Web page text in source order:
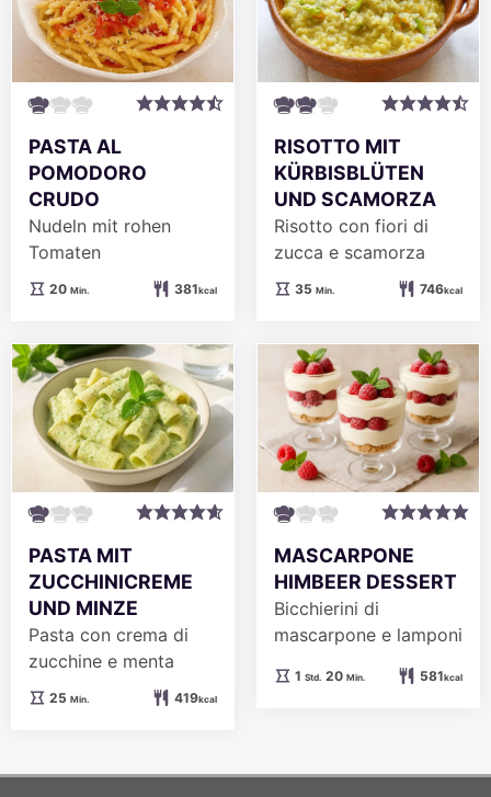
PASTA AL
POMODORO
CRUDO
Nudeln mit rohen
Tomaten
20Minuten
Min. 381kcal
RISOTTO MIT
KÜRBISBLÜTEN
UND SCAMORZA
Risotto con fiori di
zucca e scamorza
35Minuten
Min. 746kcal
PASTA MIT
ZUCCHINICREME
UND MINZE
Pasta con crema di
zucchine e menta
25Minuten
Min. 419kcal
MASCARPONE
HIMBEER DESSERT
Bicchierini di
mascarpone e lamponi
1Stunde
Std. 20Minuten
Min. 581kcal